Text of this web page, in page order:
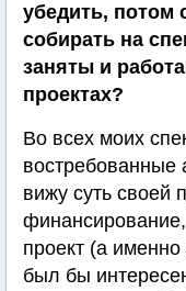
убедить, потом
собирать на
заняты и
проектах?
Во всех моих
востребованные
вижу суть своей
проект (а
был бы